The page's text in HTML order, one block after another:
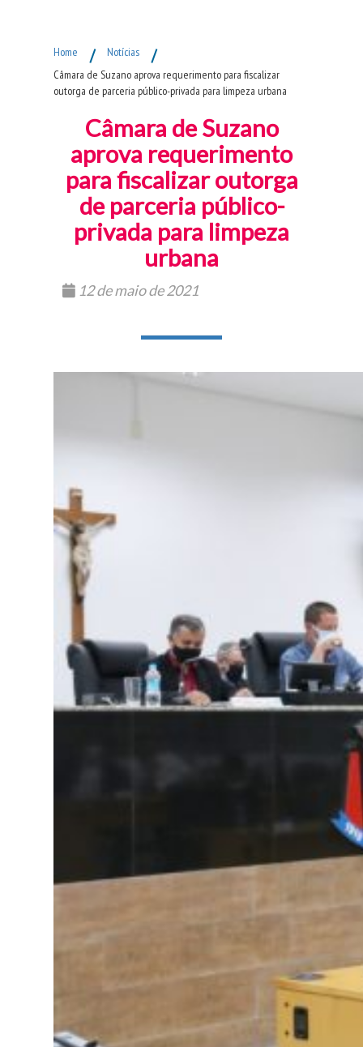
Home / Notícias /
Câmara de Suzano aprova requerimento para fiscalizar
outorga de parceria público-privada para limpeza urbana
Câmara de Suzano
aprova requerimento
para fiscalizar outorga
de parceria público-
privada para limpeza
urbana
12 de maio de 2021